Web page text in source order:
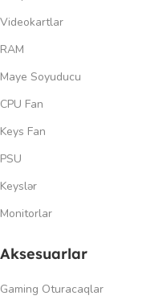
Videokartlar
RAM
Maye Soyuducu
CPU Fan
Keys Fan
PSU
Keyslər
Monitorlar
Aksesuarlar
Gaming Oturacaqlar